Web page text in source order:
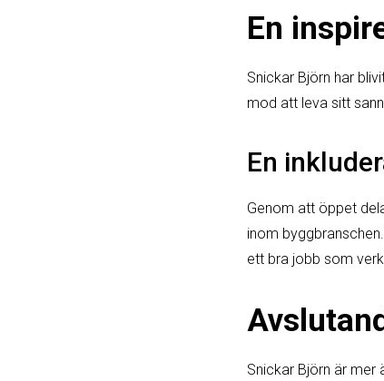
En
Snickar Björn har
mod att leva sitt
En
Genom att öppet
inom
ett bra jobb som
Snickar Björn är